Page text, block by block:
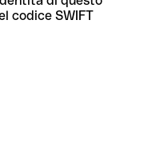
codice SWIFT